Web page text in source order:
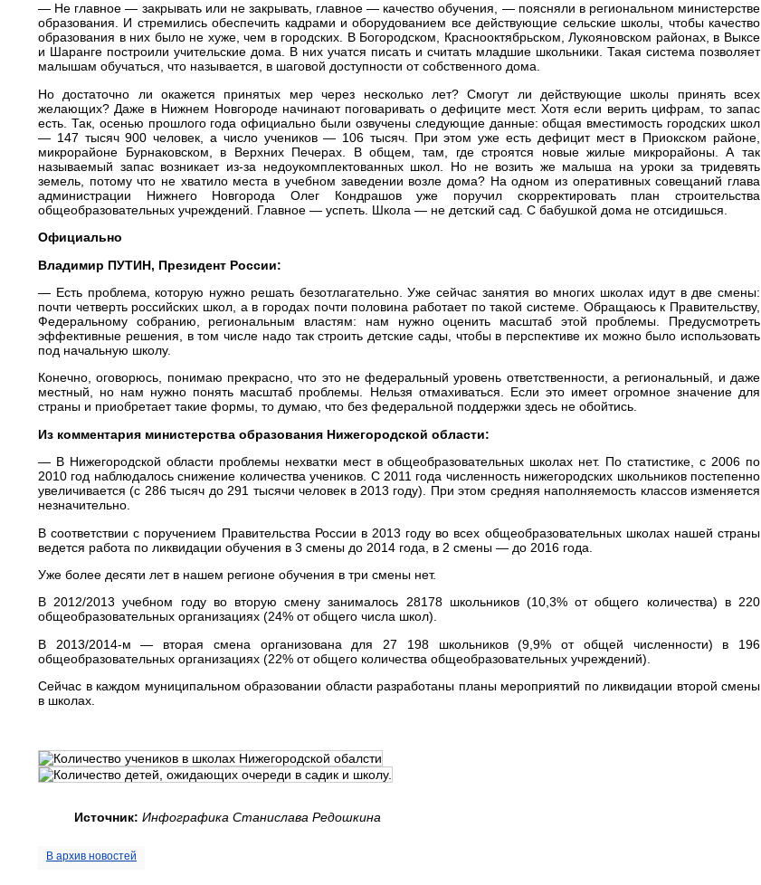
— Не главное — закрывать или не закрывать, главное — качество обучения, — поясняли в региональном министерстве
образования. И стремились обеспечить кадрами и оборудованием все действующие сельские школы, чтобы качество
образования в них было не хуже, чем в городских. В Богородском, Краснооктябрьском, Лукояновском районах, в Выксе
и Шаранге построили учительские дома. В них учатся писать и считать младшие школьники. Такая система позволяет
малышам обучаться, что называется, в шаговой доступности от собственного дома.
Но достаточно ли окажется принятых мер через несколько лет? Смогут ли действующие школы принять всех
желающих? Даже в Нижнем Новгороде начинают поговаривать о дефиците мест. Хотя если верить цифрам, то запас
есть. Так, осенью прошлого года официально были озвучены следующие данные: общая вместимость городских школ
— 147 тысяч 900 человек, а число учеников — 106 тысяч. При этом уже есть дефицит мест в Приокском районе,
микрорайоне Бурнаковском, в Верхних Печерах. В общем, там, где строятся новые жилые микрорайоны. А так
называемый запас возникает из-за недоукомплектованных школ. Но не возить же малыша на уроки за тридевять
земель, потому что не хватило места в учебном заведении возле дома? На одном из оперативных совещаний глава
администрации Нижнего Новгорода Олег Кондрашов уже поручил скорректировать план строительства
общеобразовательных учреждений. Главное — успеть. Школа — не детский сад. С бабушкой дома не отсидишься.
Официально
Владимир ПУТИН, Президент России:
— Есть проблема, которую нужно решать безотлагательно. Уже сейчас занятия во многих школах идут в две смены:
почти четверть российских школ, а в городах почти половина работает по такой системе. Обращаюсь к Правительству,
Федеральному собранию, региональным властям: нам нужно оценить масштаб этой проблемы. Предусмотреть
эффективные решения, в том числе надо так строить детские сады, чтобы в перспективе их можно было использовать
под начальную школу.
Конечно, оговорюсь, понимаю прекрасно, что это не федеральный уровень ответственности, а региональный, и даже
местный, но нам нужно понять масштаб проблемы. Нельзя отмахиваться. Если это имеет огромное значение для
страны и приобретает такие формы, то думаю, что без федеральной поддержки здесь не обойтись.
Из комментария министерства образования Нижегородской области:
— В Нижегородской области проблемы нехватки мест в общеобразовательных школах нет. По статистике, с 2006 по
2010 год наблюдалось снижение количества учеников. С 2011 года численность нижегородских школьников постепенно
увеличивается (с 286 тысяч до 291 тысячи человек в 2013 году). При этом средняя наполняемость классов изменяется
незначительно.
В соответствии с поручением Правительства России в 2013 году во всех общеобразовательных школах нашей страны
ведется работа по ликвидации обучения в 3 смены до 2014 года, в 2 смены — до 2016 года.
Уже более десяти лет в нашем регионе обучения в три смены нет.
В 2012/2013 учебном году во вторую смену занималось 28178 школьников (10,3% от общего количества) в 220
общеобразовательных организациях (24% от общего числа школ).
В 2013/2014-м — вторая смена организована для 27 198 школьников (9,9% от общей численности) в 196
общеобразовательных организациях (22% от общего количества общеобразовательных учреждений).
Сейчас в каждом муниципальном образовании области разработаны планы мероприятий по ликвидации второй смены
в школах.
Источник: Инфографика Станислава Редошкина
В архив новостей